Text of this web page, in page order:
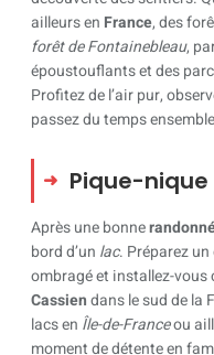
ailleurs en France, des
forêt de Fontainebleau,
époustouflants et des
Profitez de l’air pur,
passez du temps
Pique-nique
Après une bonne
bord d’un lac. Préparez
ombragé et installez-
Cassiendans le sud de la
lacs en Île-de-Franceou
moment de détente en